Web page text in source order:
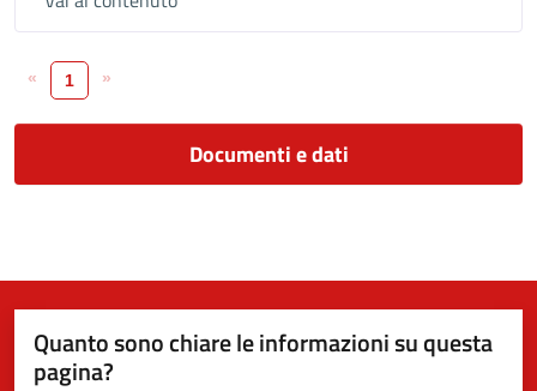
« 1 »
Documenti e dati
Quanto sono chiare le informazioni su questa
pagina?